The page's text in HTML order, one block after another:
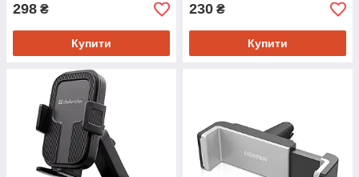
298 ₴
Купити
230 ₴
Купити